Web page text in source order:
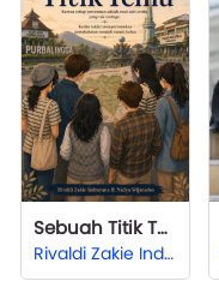
Sebuah Titik Temu
Rivaldi Zakie Indrayana